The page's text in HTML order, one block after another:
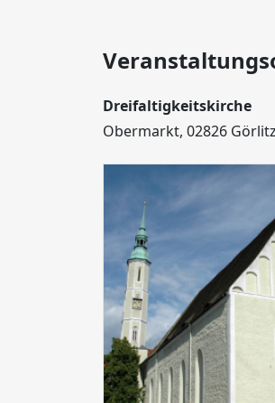
Dreifaltigkeitskirche
Obermarkt, 02826 Görlitz